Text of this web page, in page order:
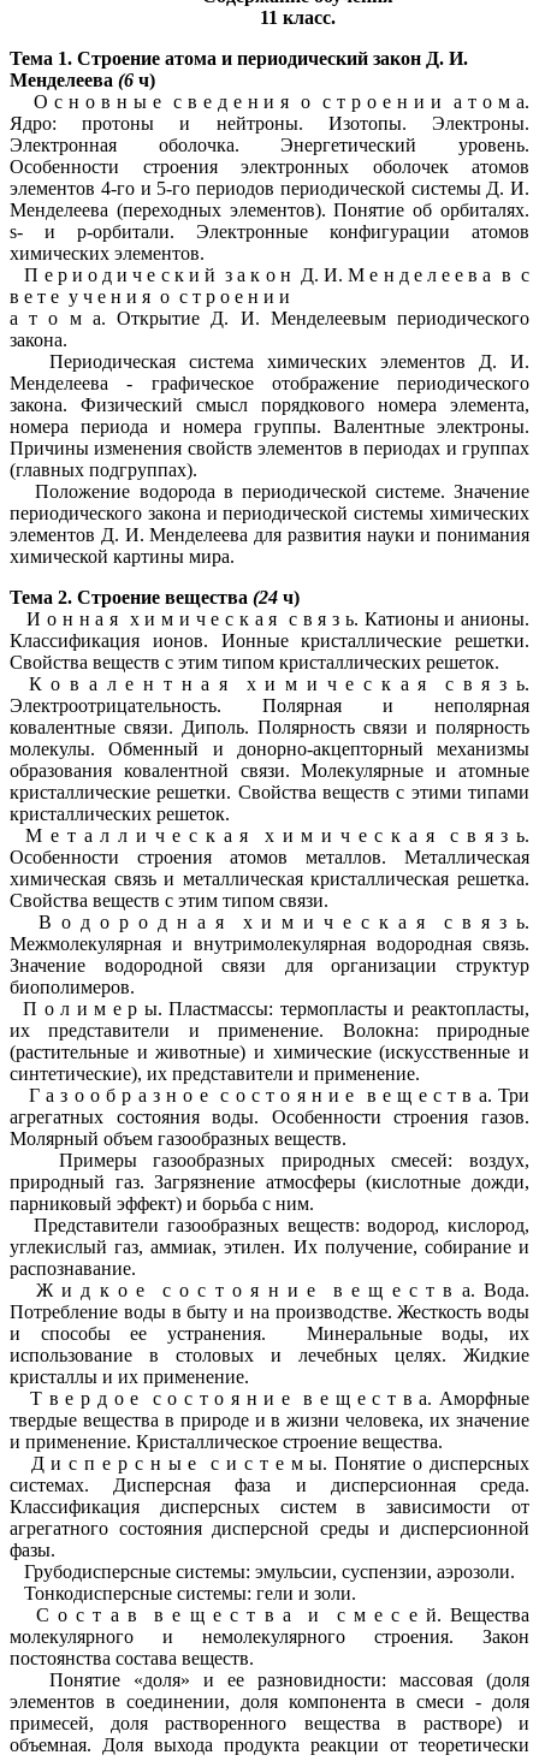
11 класс.
Тема 1. Строение атома и периодический закон Д. И.
Менделеева (6 ч)
О с н о в н ы е с в е д е н и я о с т р о е н и и а т о м а.
Ядро: протоны и нейтроны. Изотопы. Электроны.
Электронная оболочка. Энергетический уровень.
Особенности строения электронных оболочек атомов
элементов 4-го и 5-го периодов периодической системы Д. И.
Менделеева (переходных элементов). Понятие об орбиталях.
s- и р-орбитали. Электронные конфигурации атомов
химических элементов.
П е р и о д и ч е с к и й з а к о н Д. И. М е н д е л е е в а в с
в е т е у ч е н и я о с т р о е н и и
а т о м а. Открытие Д. И. Менделеевым периодического
закона.
Периодическая система химических элементов Д. И.
Менделеева - графическое отображение периодического
закона. Физический смысл порядкового номера элемента,
номера периода и номера группы. Валентные электроны.
Причины изменения свойств элементов в периодах и группах
(главных подгруппах).
Положение водорода в периодической системе. Значение
периодического закона и периодической системы химических
элементов Д. И. Менделеева для развития науки и понимания
химической картины мира.
Тема 2. Строение вещества (24 ч)
И о н н а я х и м и ч е с к а я с в я з ь. Катионы и анионы.
Классификация ионов. Ионные кристаллические решетки.
Свойства веществ с этим типом кристаллических решеток.
К о в а л е н т н а я х и м и ч е с к а я с в я з ь.
Электроотрицательность. Полярная и неполярная
ковалентные связи. Диполь. Полярность связи и полярность
молекулы. Обменный и донорно-акцепторный механизмы
образования ковалентной связи. Молекулярные и атомные
кристаллические решетки. Свойства веществ с этими типами
кристаллических решеток.
М е т а л л и ч е с к а я х и м и ч е с к а я с в я з ь.
Особенности строения атомов металлов. Металлическая
химическая связь и металлическая кристаллическая решетка.
Свойства веществ с этим типом связи.
В о д о р о д н а я х и м и ч е с к а я с в я з ь.
Межмолекулярная и внутримолекулярная водородная связь.
Значение водородной связи для организации структур
биополимеров.
П о л и м е р ы. Пластмассы: термопласты и реактопласты,
их представители и применение. Волокна: природные
(растительные и животные) и химические (искусственные и
синтетические), их представители и применение.
Г а з о о б р а з н о е с о с т о я н и е в е щ е с т в а. Три
агрегатных состояния воды. Особенности строения газов.
Молярный объем газообразных веществ.
Примеры газообразных природных смесей: воздух,
природный газ. Загрязнение атмосферы (кислотные дожди,
парниковый эффект) и борьба с ним.
Представители газообразных веществ: водород, кислород,
углекислый газ, аммиак, этилен. Их получение, собирание и
распознавание.
Ж и д к о е с о с т о я н и е в е щ е с т в а. Вода.
Потребление воды в быту и на производстве. Жесткость воды
и способы ее устранения. Минеральные воды, их
использование в столовых и лечебных целях. Жидкие
кристаллы и их применение.
Т в е р д о е с о с т о я н и е в е щ е с т в а. Аморфные
твердые вещества в природе и в жизни человека, их значение
и применение. Кристаллическое строение вещества.
Д и с п е р с н ы е с и с т е м ы. Понятие о дисперсных
системах. Дисперсная фаза и дисперсионная среда.
Классификация дисперсных систем в зависимости от
агрегатного состояния дисперсной среды и дисперсионной
фазы.
Грубодисперсные системы: эмульсии, суспензии, аэрозоли.
Тонкодисперсные системы: гели и золи.
С о с т а в в е щ е с т в а и с м е с е й. Вещества
молекулярного и немолекулярного строения. Закон
постоянства состава веществ.
Понятие «доля» и ее разновидности: массовая (доля
элементов в соединении, доля компонента в смеси - доля
примесей, доля растворенного вещества в растворе) и
объемная. Доля выхода продукта реакции от теоретически